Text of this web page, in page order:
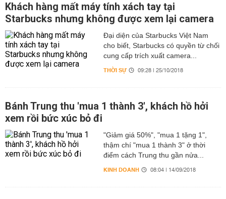
Khách hàng mất máy tính xách tay tại
Starbucks nhưng không được xem lại camera
Đại diện của Starbucks Việt Nam
cho biết, Starbucks có quyền từ chối
cung cấp trích xuất camera...
THỜI SỰ 09:28 | 25/10/2018
Bánh Trung thu 'mua 1 thành 3', khách hồ hởi
xem rồi bức xúc bỏ đi
"Giảm giá 50%", "mua 1 tặng 1",
thậm chí "mua 1 thành 3" ở thời
điểm cách Trung thu gần nửa...
KINH DOANH 08:04 | 14/09/2018